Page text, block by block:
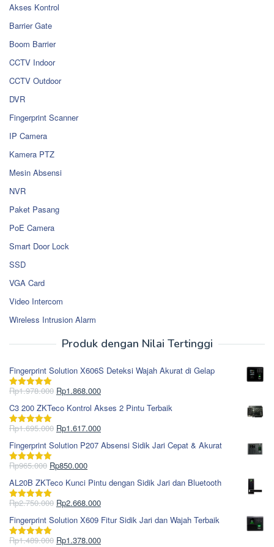
Akses Kontrol
Barrier Gate
Boom Barrier
CCTV Indoor
CCTV Outdoor
DVR
Fingerprint Scanner
IP Camera
Kamera PTZ
Mesin Absensi
NVR
Paket Pasang
PoE Camera
Smart Door Lock
SSD
VGA Card
Video Intercom
Wireless Intrusion Alarm
Produk dengan Nilai Tertinggi
Fingerprint Solution X606S Deteksi Wajah Akurat di Gelap
Dinilai5.00
Rp1.978.000 Harga
aslinya
adalah:
Rp1.978.000.
Rp1.868.000Harga
saat
ini
adalah:
C3 200 ZKTeco Kontrol Akses 2 Pintu Terbaik
Dinilai5.00
Rp1.695.000 Harga
aslinya
adalah:
Rp1.695.000.
Rp1.617.000Harga
saat
ini
Fingerprint Solution P207 Absensi Sidik Jari Cepat & Akurat
Dinilai5.00
Rp965.000 Harga
aslinya
adalah:
Rp965.000.
Rp850.000Harga
saat
ini
adalah:
AL20B ZKTeco Kunci Pintu dengan Sidik Jari dan Bluetooth
Dinilai5.00
Rp2.750.000 Harga
aslinya
adalah:
Rp2.750.000.
Rp2.668.000Harga
saat
ini
adalah:
Fingerprint Solution X609 Fitur Sidik Jari dan Wajah Terbaik
Dinilai5.00
Rp1.489.000 Harga
Rp1.378.000Harga